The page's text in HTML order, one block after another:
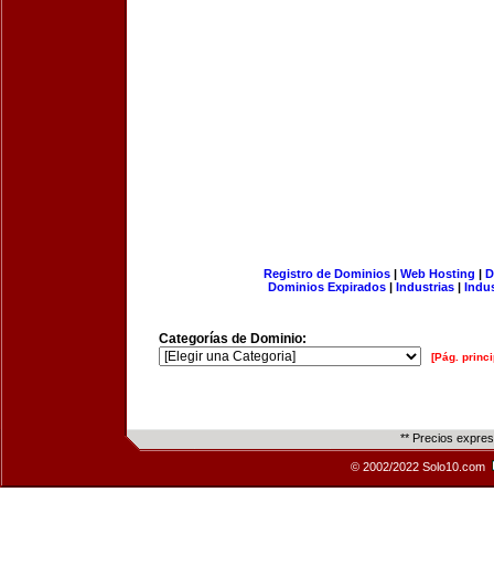
Registro de Dominios| Web Hosting |
Dominios Expirados | Industrias |
Categorías de Dominio:
[Pág.
** Precios
© 2002/2022 Solo10.com